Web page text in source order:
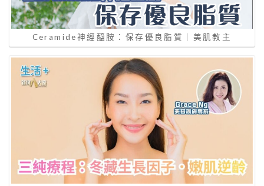
Ceramide神經醯胺：保存優良脂質｜美肌教主